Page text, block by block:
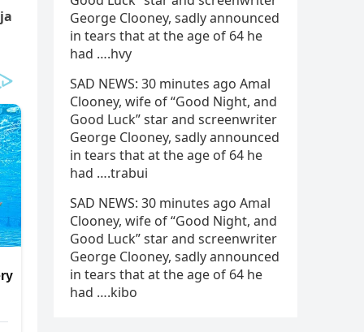
George Clooney, sadly announced
in tears that at the age of 64 he
had ….hvy
SAD NEWS: 30 minutes ago Amal
Clooney, wife of “Good Night, and
Good Luck” star and screenwriter
George Clooney, sadly announced
in tears that at the age of 64 he
had ….trabui
SAD NEWS: 30 minutes ago Amal
Clooney, wife of “Good Night, and
Good Luck” star and screenwriter
George Clooney, sadly announced
in tears that at the age of 64 he
had ….kibo